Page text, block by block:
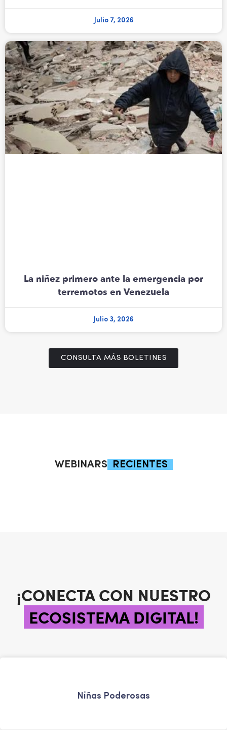
Julio 7, 2026
La niñez primero ante la emergencia por
terremotos en Venezuela
Julio 3, 2026
CONSULTA MÁS BOLETINES
WEBINARS RECIENTES
¡CONECTA CON NUESTRO
ECOSISTEMA DIGITAL!
Niñas Poderosas